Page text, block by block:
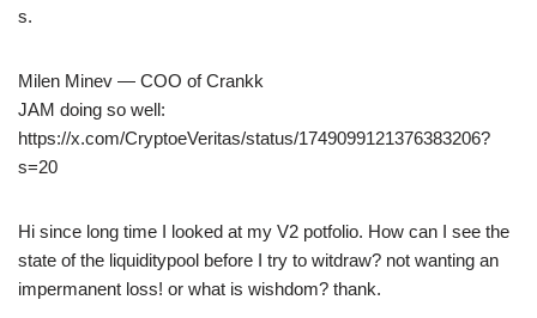
s.
Milen Minev — COO of Crankk
JAM doing so well:
https://x.com/CryptoeVeritas/status/1749099121376383206?
s=20
Hi since long time I looked at my V2 potfolio. How can I see the
state of the liquiditypool before I try to witdraw? not wanting an
impermanent loss! or what is wishdom? thank.